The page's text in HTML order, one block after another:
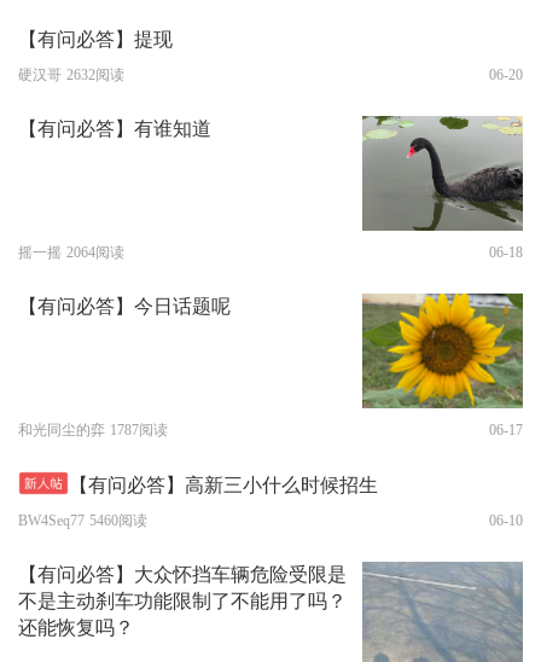
【有问必答】提现
硬汉哥 2632阅读 06-20
【有问必答】有谁知道
摇一摇 2064阅读 06-18
【有问必答】今日话题呢
和光同尘的弈 1787阅读 06-17
【有问必答】高新三小什么时候招生
BW4Seq77 5460阅读 06-10
【有问必答】大众怀挡车辆危险受限是
不是主动刹车功能限制了不能用了吗？
还能恢复吗？